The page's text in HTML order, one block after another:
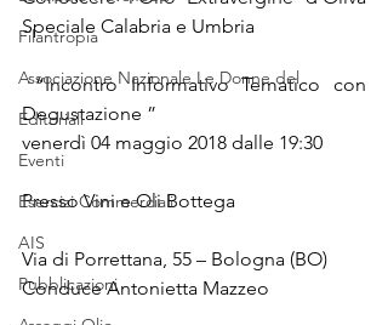
Filantropia
Associazione Nazionale Le Donne del
Editoriali
Eventi
Esercizi Commerciali
AIS
Pubblicazioni
Speciale Calabria e Umbria
“Incontro Informativo Tematico con
Degustazione ”
venerdì 04 maggio 2018 dalle 19:30
Presso Vini e Oli Bottega
Via di Porrettana, 55 – Bologna (BO)
Conduce Antonietta Mazzeo